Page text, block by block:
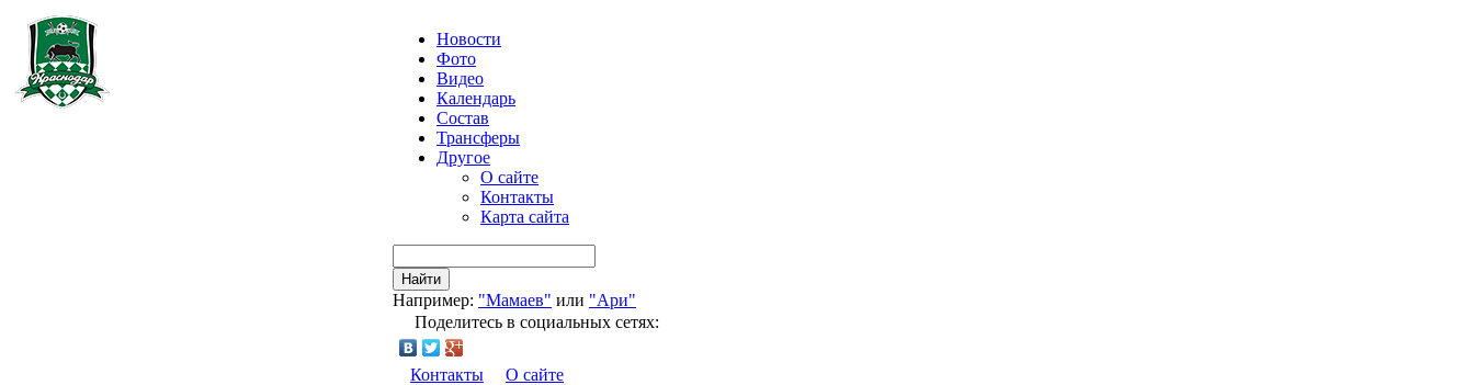
Новости
Фото
Видео
Календарь
Состав
Трансферы
Другое
О сайте
Контакты
Карта сайта
Найти
Например: "Мамаев" или "Ари"
Поделитесь в социальных сетях:
Контакты О сайте